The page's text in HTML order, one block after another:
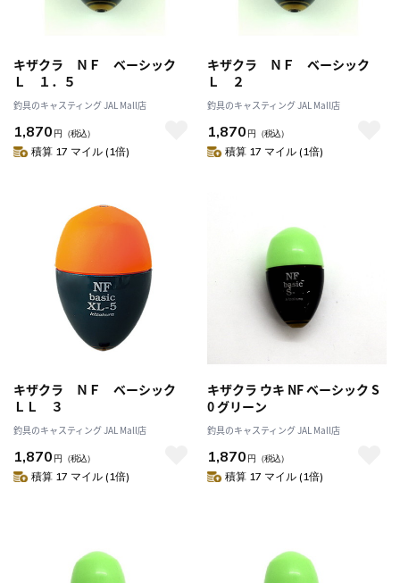
キザクラ ＮＦ ベーシック
Ｌ １．５
釣具のキャスティング JAL Mall店
1,870 円 （税込）
積算 17 マイル (1倍)
キザクラ ＮＦ ベーシック
Ｌ ２
釣具のキャスティング JAL Mall店
1,870 円 （税込）
積算 17 マイル (1倍)
キザクラ ＮＦ ベーシック
ＬＬ ３
釣具のキャスティング JAL Mall店
1,870 円 （税込）
積算 17 マイル (1倍)
キザクラ ウキ NF ベーシック S
0 グリーン
釣具のキャスティング JAL Mall店
1,870 円 （税込）
積算 17 マイル (1倍)